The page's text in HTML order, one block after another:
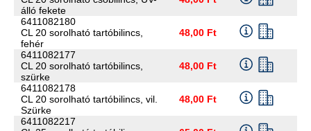
álló fekete
6411082180
CL 20 sorolható tartóbilincs,
fehér
48,00 Ft
6411082177
CL 20 sorolható tartóbilincs,
szürke
48,00 Ft
6411082178
CL 20 sorolható tartóbilincs, vil.
Szürke
48,00 Ft
6411082217